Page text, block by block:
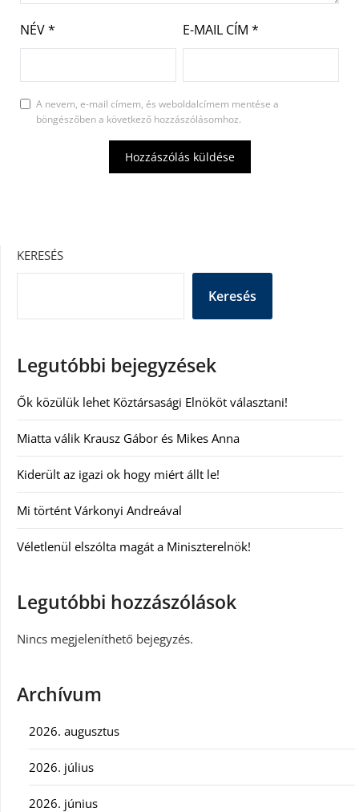
NÉV* E-MAIL CÍM *
A nevem, e-mail címem, és weboldalcímem mentése a
böngészőben a következő hozzászólásomhoz.
KERESÉS
Keresés
Legutóbbi bejegyzések
Ők közülük lehet Köztársasági Elnököt választani!
Miatta válik Krausz Gábor és Mikes Anna
Kiderült az igazi ok hogy miért állt le!
Mi történt Várkonyi Andreával
Véletlenül elszólta magát a Miniszterelnök!
Legutóbbi hozzászólások
Nincs megjeleníthető bejegyzés.
Archívum
2026. augusztus
2026. július
2026. június